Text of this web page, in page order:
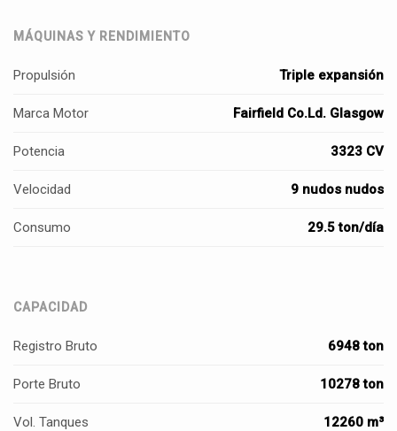
MÁQUINAS Y RENDIMIENTO
Propulsión Triple expansión
Marca Motor Fairfield Co.Ld. Glasgow
Potencia 3323 CV
Velocidad 9 nudos nudos
Consumo 29.5 ton/día
CAPACIDAD
Registro Bruto 6948 ton
Porte Bruto 10278 ton
Vol. Tanques 12260 m³